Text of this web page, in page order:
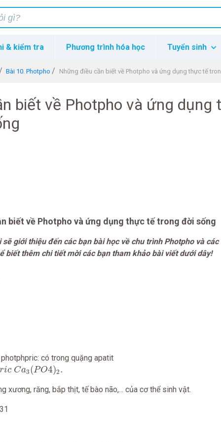
& kiểm tra Phương trình hóa học Tuyển sinh
Bài 10. Photpho Những điều cần biết về Photpho và ứng dụng thực tế trong
biết về Photpho và ứng dụng
biết về Photpho và ứng dụng thực tế trong đời sống
giới thiệu đến các bạn bài học về chu trình Photpho và
biết thêm chi tiết mời các bạn tham khảo bài viết dưới dây!
có trong quặng apatit
ric Ca3(PO4)2.
r c Ca 3 (PO4 )2
xương, răng, bắp thịt, tế bào não,... của cơ thể sinh vật.